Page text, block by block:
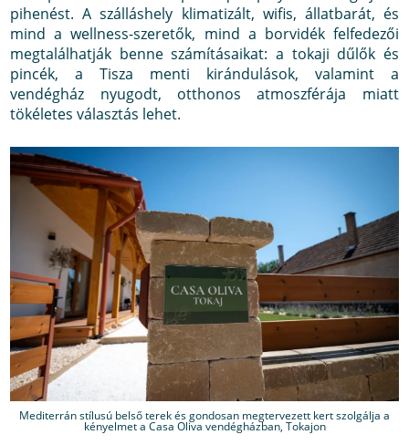
pihenést. A szálláshely klimatizált, wifis, állatbarát, és
mind a wellness-szeretők, mind a borvidék felfedezői
megtalálhatják benne számításaikat: a tokaji dűlők és
pincék, a Tisza menti kirándulások, valamint a
vendégház nyugodt, otthonos atmoszférája miatt
tökéletes választás lehet.
Mediterrán stílusú belső terek és gondosan megtervezett kert szolgálja a
kényelmet a Casa Oliva vendégházban, Tokajon